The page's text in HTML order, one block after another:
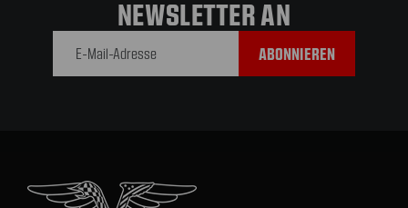
NEWSLETTER AN